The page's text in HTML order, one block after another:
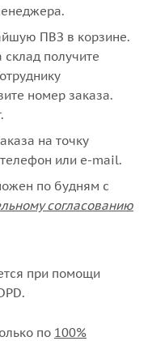
ПВЗ в корзине.
склад получите
номер заказа.
на точку
или e-mail.
по будням с
согласованию
при помощи
по 100%